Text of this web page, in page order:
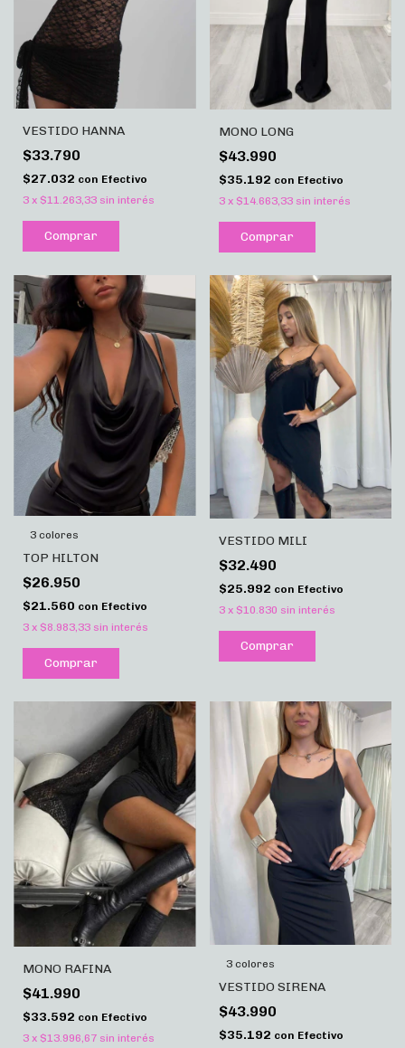
VESTIDO HANNA
$33.790
$27.032 con Efectivo
3 x $11.263,33 sin interés
Comprar
MONO LONG
$43.990
$35.192 con Efectivo
3 x $14.663,33 sin interés
Comprar
3 colores
TOP HILTON
$26.950
$21.560 con Efectivo
3 x $8.983,33 sin interés
Comprar
VESTIDO MILI
$32.490
$25.992 con Efectivo
3 x $10.830 sin interés
Comprar
MONO RAFINA
$41.990
$33.592 con Efectivo
3 x $13.996,67 sin interés
3 colores
VESTIDO SIRENA
$43.990
$35.192 con Efectivo